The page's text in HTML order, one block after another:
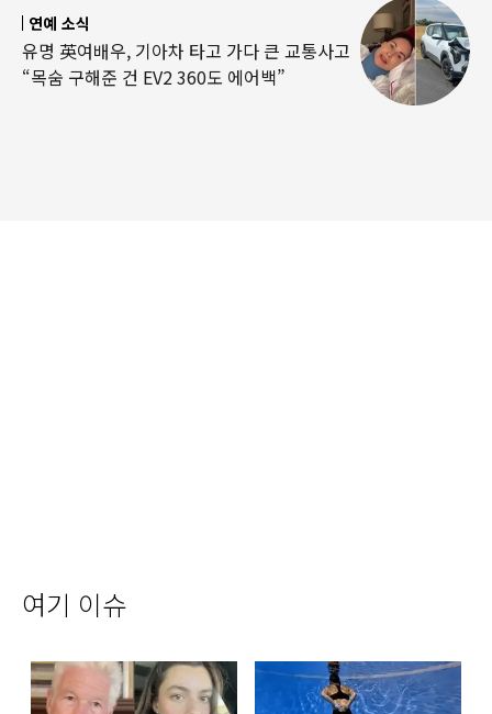
연예 소식
유명 英여배우, 기아차 타고 가다 큰 교통사고
“목숨 구해준 건 EV2 360도 에어백”
여기 이슈